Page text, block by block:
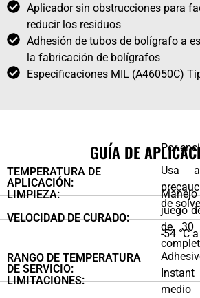
Aplicador sin obstrucciones para
reducir los residuos
Adhesión de tubos de bolígrafo a
la fabricación de bolígrafos
Especificaciones MIL (A46050C)
GUÍA DE
TEMPERATURA DE
APLICACIÓN:
Por
LIMPIEZA:
Usa
de
VELOCIDAD DE CURADO:
juego
de 30
RANGO DE TEMPERATURA
DE SERVICIO:
-54 °C
LIMITACIONES: